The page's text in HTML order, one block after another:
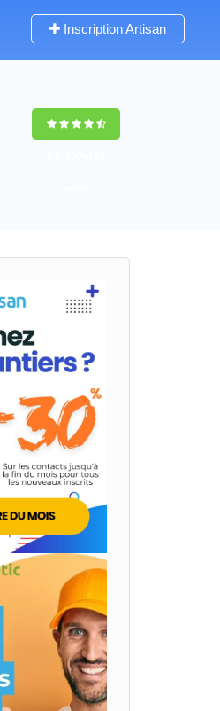
Inscription Artisan